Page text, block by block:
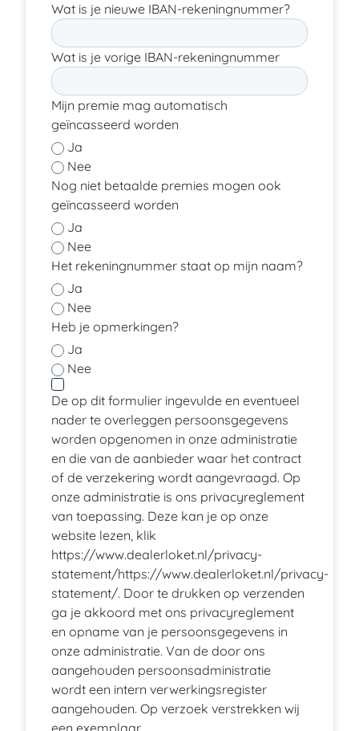
Wat is je nieuwe IBAN-rekeningnummer?
Wat is je vorige IBAN-rekeningnummer
Mijn premie mag automatisch
geïncasseerd worden
Ja
Nee
Nog niet betaalde premies mogen ook
geïncasseerd worden
Ja
Nee
Het rekeningnummer staat op mijn naam?
Ja
Nee
Heb je opmerkingen?
Ja
Nee
De op dit formulier ingevulde en eventueel
nader te overleggen persoonsgegevens
worden opgenomen in onze administratie
en die van de aanbieder waar het contract
of de verzekering wordt aangevraagd. Op
onze administratie is ons privacyreglement
van toepassing. Deze kan je op onze
website lezen, klik
https://www.dealerloket.nl/privacy-
statement/https://www.dealerloket.nl/privacy-
statement/. Door te drukken op verzenden
ga je akkoord met ons privacyreglement
en opname van je persoonsgegevens in
onze administratie. Van de door ons
aangehouden persoonsadministratie
wordt een intern verwerkingsregister
aangehouden. Op verzoek verstrekken wij
een exemplaar.